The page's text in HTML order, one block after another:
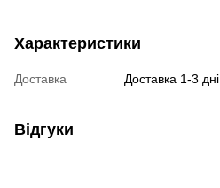
Характеристики
Доставка Доставка 1-3 дні
Відгуки